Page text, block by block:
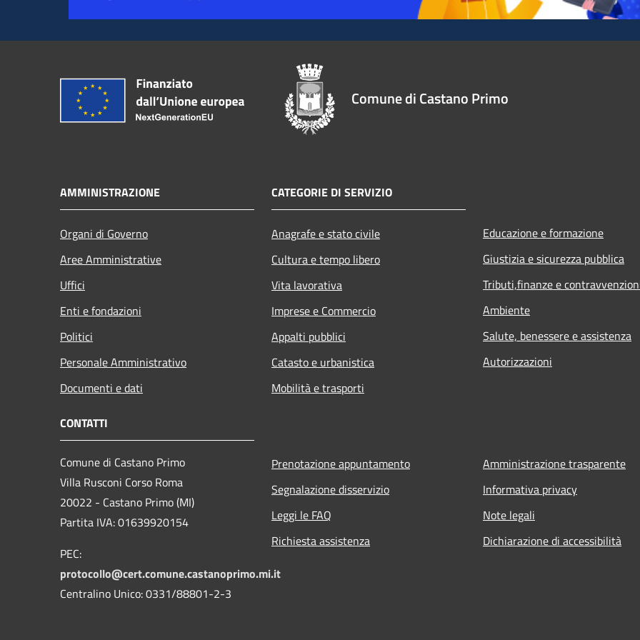
Comune di Castano Primo
AMMINISTRAZIONE
Organi di Governo
Aree Amministrative
Uffici
Enti e fondazioni
Politici
Personale Amministrativo
Documenti e dati
CATEGORIE DI SERVIZIO
Anagrafe e stato civile
Cultura e tempo libero
Vita lavorativa
Imprese e Commercio
Appalti pubblici
Catasto e urbanistica
Mobilità e trasporti
Educazione e formazione
Giustizia e sicurezza pubblica
Tributi,finanze e
Ambiente
Salute, benessere e assistenza
Autorizzazioni
CONTATTI
Comune di Castano Primo
Villa Rusconi Corso Roma
20022 - Castano Primo (MI)
Partita IVA: 01639920154
PEC:
protocollo@cert.comune.castanoprimo.mi.it
Centralino Unico: 0331/88801-2-3
Prenotazione appuntamento
Segnalazione disservizio
Leggi le FAQ
Richiesta assistenza
Amministrazione trasparente
Informativa privacy
Note legali
Dichiarazione di accessibilità